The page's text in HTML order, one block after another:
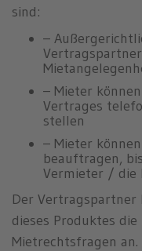
sind:
–
– Mieter
Vertrages
stellen
– Mieter
beauftragen,
Vermieter / die
Der Vertragspartner
dieses Produktes
Mietrechtsfragen